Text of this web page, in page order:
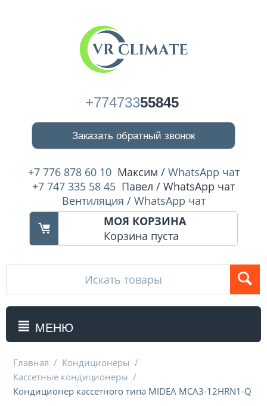
+77473355845
Заказать обратный звонок
+7 776 878 60 10 Максим / WhatsApp чат
+7 747 335 58 45 Павел / WhatsApp чат
Вентиляция / WhatsApp чат
МОЯ КОРЗИНА
Корзина пуста
МЕНЮ
Главная / Кондиционеры /
Кассетные кондиционеры /
Кондиционер кассетного типа MIDEA MCA3-12HRN1-Q